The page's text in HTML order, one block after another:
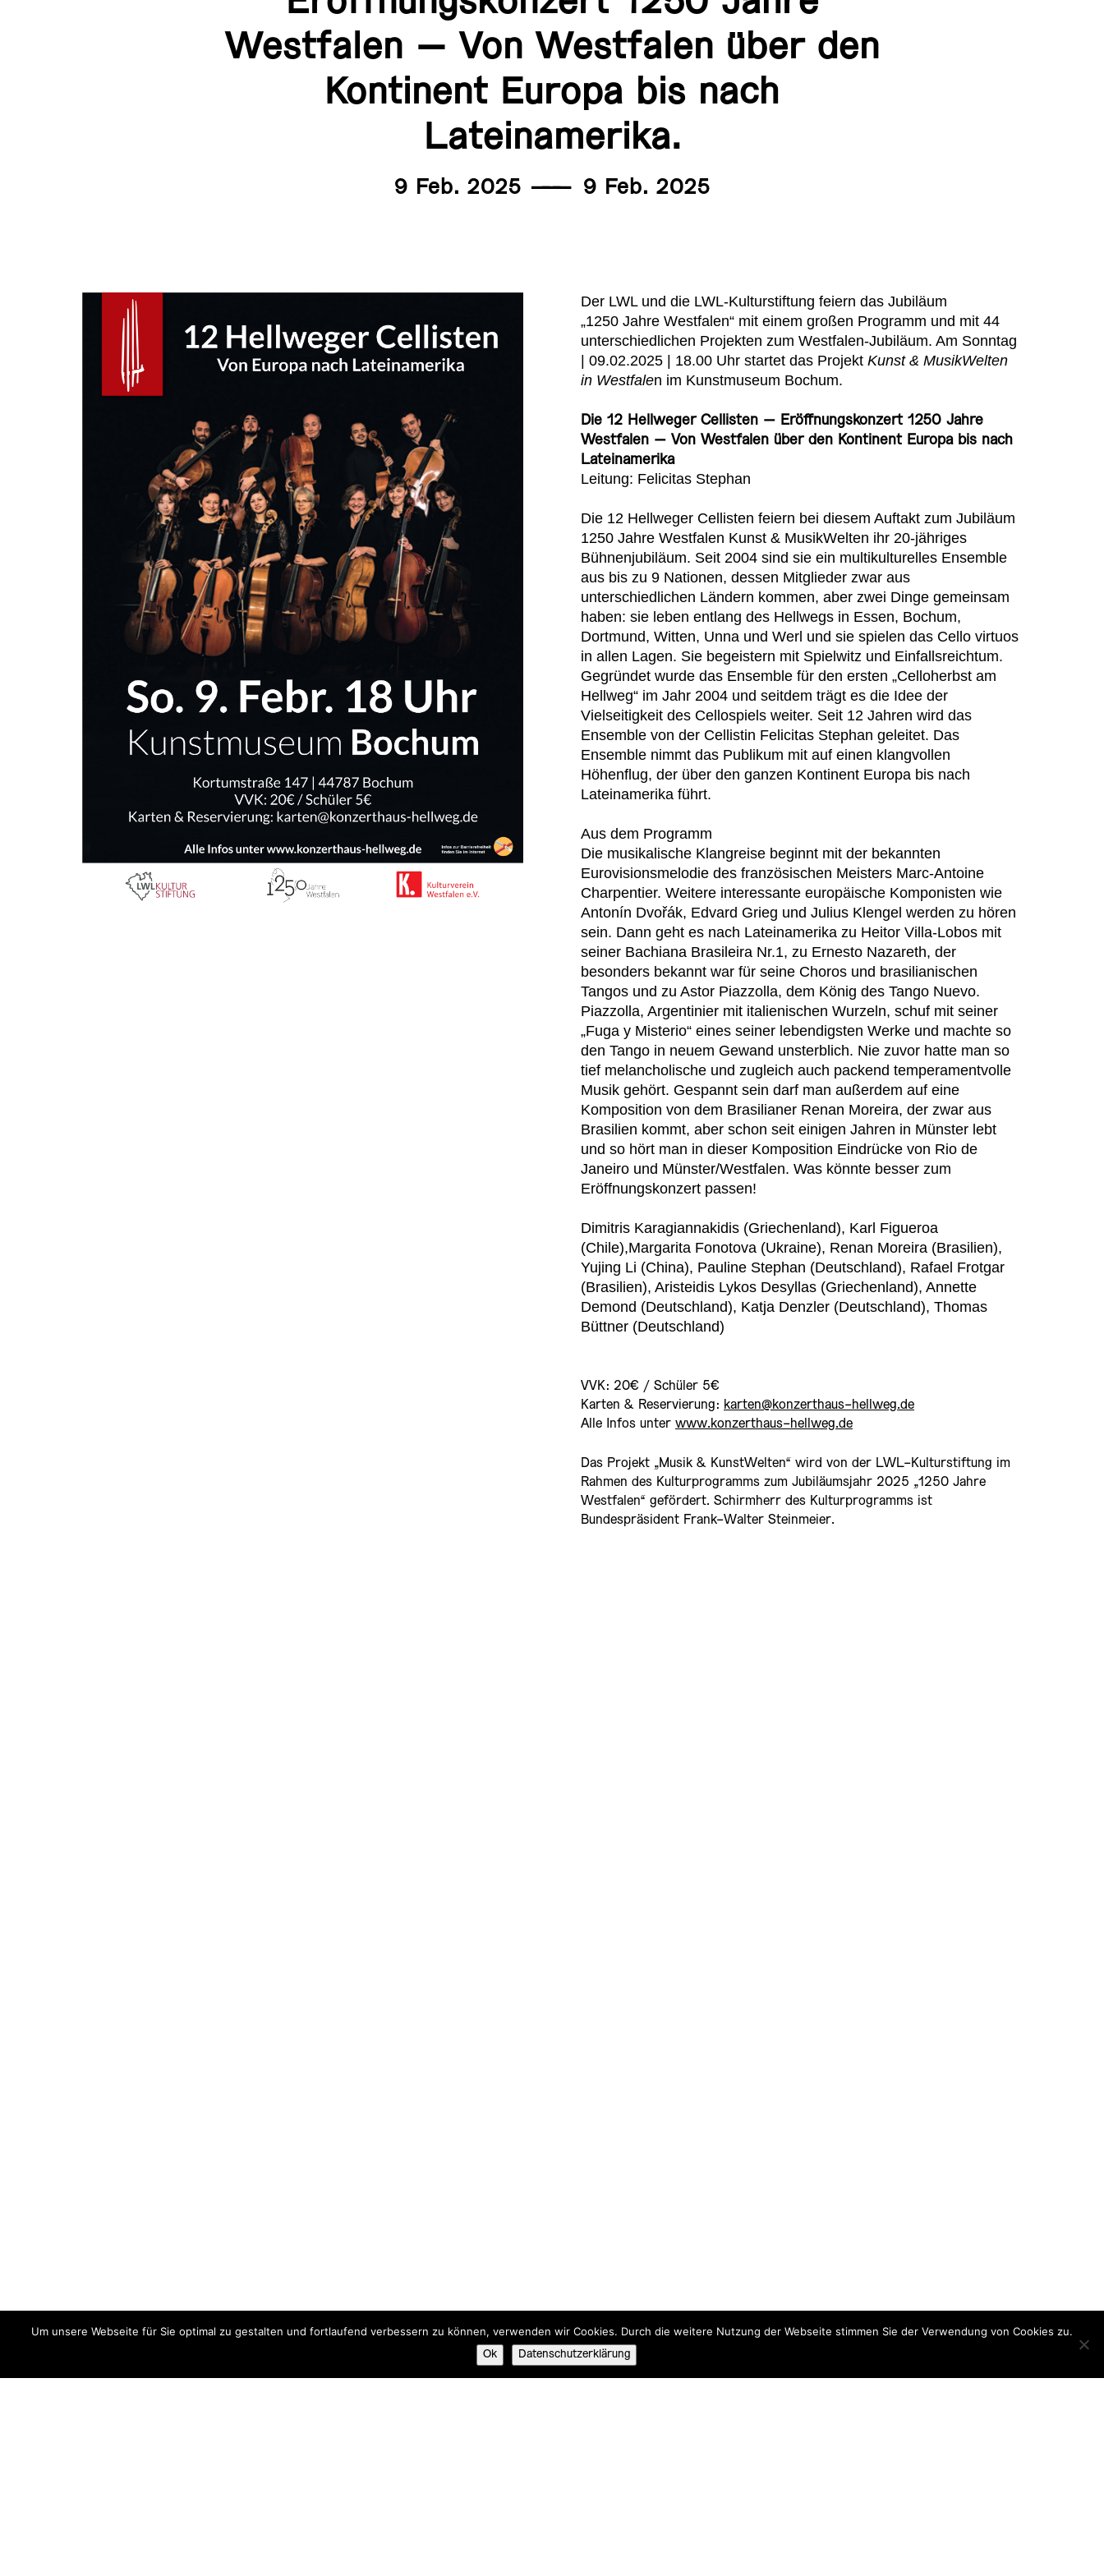
Westfalen – Von Westfalen über den
Kontinent Europa bis nach
Lateinamerika.
9 Feb. 2025 ——— 9 Feb. 2025
Der LWL und die LWL-Kulturstiftung feiern das Jubiläum
„1250 Jahre Westfalen“ mit einem großen Programm und mit 44
unterschiedlichen Projekten zum Westfalen-Jubiläum. Am Sonntag
| 09.02.2025 | 18.00 Uhr startet das Projekt Kunst & MusikWelten
in Westfalen im Kunstmuseum Bochum.
Die 12 Hellweger Cellisten – Eröffnungskonzert 1250 Jahre
Westfalen – Von Westfalen über den Kontinent Europa bis nach
Lateinamerika
Leitung: Felicitas Stephan
Die 12 Hellweger Cellisten feiern bei diesem Auftakt zum Jubiläum
1250 Jahre Westfalen Kunst & MusikWelten ihr 20-jähriges
Bühnenjubiläum. Seit 2004 sind sie ein multikulturelles Ensemble
aus bis zu 9 Nationen, dessen Mitglieder zwar aus
unterschiedlichen Ländern kommen, aber zwei Dinge gemeinsam
haben: sie leben entlang des Hellwegs in Essen, Bochum,
Dortmund, Witten, Unna und Werl und sie spielen das Cello virtuos
in allen Lagen. Sie begeistern mit Spielwitz und Einfallsreichtum.
Gegründet wurde das Ensemble für den ersten „Celloherbst am
Hellweg“ im Jahr 2004 und seitdem trägt es die Idee der
Vielseitigkeit des Cellospiels weiter. Seit 12 Jahren wird das
Ensemble von der Cellistin Felicitas Stephan geleitet. Das
Ensemble nimmt das Publikum mit auf einen klangvollen
Höhenflug, der über den ganzen Kontinent Europa bis nach
Lateinamerika führt.
Aus dem Programm
Die musikalische Klangreise beginnt mit der bekannten
Eurovisionsmelodie des französischen Meisters Marc-Antoine
Charpentier. Weitere interessante europäische Komponisten wie
Antonín Dvořák, Edvard Grieg und Julius Klengel werden zu hören
sein. Dann geht es nach Lateinamerika zu Heitor Villa-Lobos mit
seiner Bachiana Brasileira Nr.1, zu Ernesto Nazareth, der
besonders bekannt war für seine Choros und brasilianischen
Tangos und zu Astor Piazzolla, dem König des Tango Nuevo.
Piazzolla, Argentinier mit italienischen Wurzeln, schuf mit seiner
„Fuga y Misterio“ eines seiner lebendigsten Werke und machte so
den Tango in neuem Gewand unsterblich. Nie zuvor hatte man so
tief melancholische und zugleich auch packend temperamentvolle
Musik gehört. Gespannt sein darf man außerdem auf eine
Komposition von dem Brasilianer Renan Moreira, der zwar aus
Brasilien kommt, aber schon seit einigen Jahren in Münster lebt
und so hört man in dieser Komposition Eindrücke von Rio de
Janeiro und Münster/Westfalen. Was könnte besser zum
Eröffnungskonzert passen!
Dimitris Karagiannakidis (Griechenland), Karl Figueroa
(Chile),Margarita Fonotova (Ukraine), Renan Moreira (Brasilien),
Yujing Li (China), Pauline Stephan (Deutschland), Rafael Frotgar
(Brasilien), Aristeidis Lykos Desyllas (Griechenland), Annette
Demond (Deutschland), Katja Denzler (Deutschland), Thomas
Büttner (Deutschland)
VVK: 20€ / Schüler 5€
Karten & Reservierung: karten@konzerthaus-hellweg.de
Alle Infos unter www.konzerthaus-hellweg.de
Das Projekt „Musik & KunstWelten“ wird von der LWL-Kulturstiftung im
Rahmen des Kulturprogramms zum Jubiläumsjahr 2025 „1250 Jahre
Westfalen“ gefördert. Schirmherr des Kulturprogramms ist
Bundespräsident Frank-Walter Steinmeier.
Um unsere Webseite für Sie optimal zu gestalten und fortlaufend verbessern zu können, verwenden wir Cookies. Durch die weitere Nutzung der Webseite stimmen Sie der Verwendung von Cookies zu.
Ok Datenschutzerklärung